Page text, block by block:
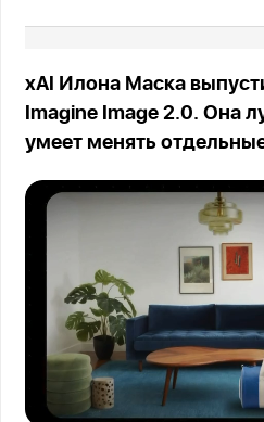
xAI Илона Маска
Imagine Image 2.0. Она
умеет менять